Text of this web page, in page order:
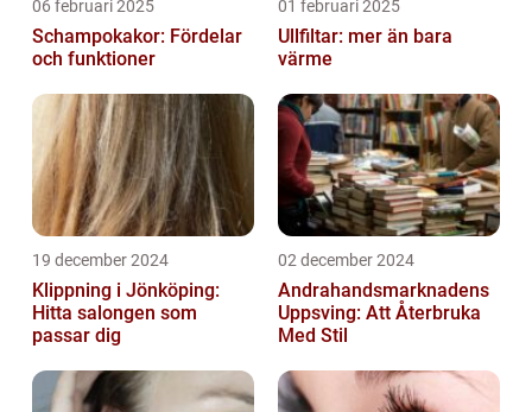
06 februari 2025
Schampokakor: Fördelar
och funktioner
01 februari 2025
Ullfiltar: mer än bara
värme
19 december 2024
Klippning i Jönköping:
Hitta salongen som
passar dig
02 december 2024
Andrahandsmarknadens
Uppsving: Att Återbruka
Med Stil